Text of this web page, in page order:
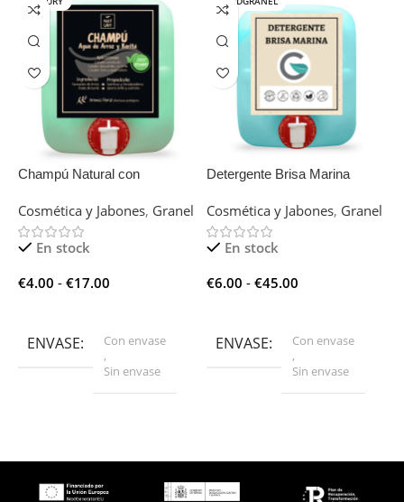
Champú Natural con
Cosmética y Jabones, Granel
En stock
€4.00 - €17.00
ENVASE
Con envase
,
Sin envase
,
Detergente Brisa Marina
Cosmética y Jabones, Granel
En stock
€6.00 - €45.00
ENVASE
Con envase
,
Sin envase
,